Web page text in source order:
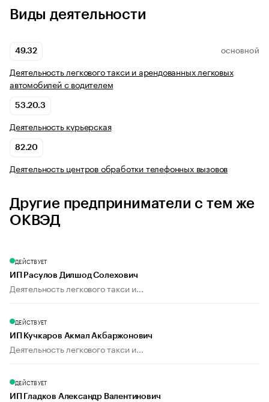
Виды деятельности
49.32 ОСНОВНОЙ
Деятельность легкового такси и арендованных легковых
автомобилей с водителем
53.20.3
Деятельность курьерская
82.20
Деятельность центров обработки телефонных вызовов
Другие предприниматели с тем же
ОКВЭД
ДЕЙСТВУЕТ
ИП Расулов Дилшод Солехович
Деятельность легкового такси и...
ДЕЙСТВУЕТ
ИП Кучкаров Акмал Акбаржонович
Деятельность легкового такси и...
ДЕЙСТВУЕТ
ИП Гладков Александр Валентинович